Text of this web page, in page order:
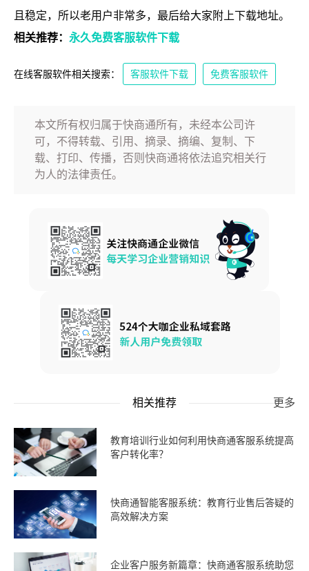
且稳定，所以老用户非常多，最后给大家附上下载地址。
相关推荐： 永久免费客服软件下载
在线客服软件相关搜索： 客服软件下载 免费客服软件
本文所有权归属于快商通所有，未经本公司许
可，不得转载、引用、摘录、摘编、复制、下
载、打印、传播，否则快商通将依法追究相关行
为人的法律责任。
相关推荐 更多
教育培训行业如何利用快商通客服系统提高
客户转化率？
快商通智能客服系统：教育行业售后答疑的
高效解决方案
企业客户服务新篇章：快商通客服系统助您